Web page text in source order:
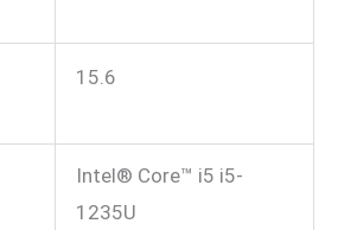
15.6
Intel® Core™ i5 i5-
1235U